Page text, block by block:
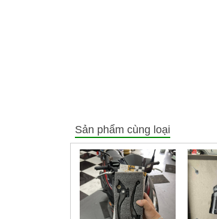
Sản phẩm cùng loại